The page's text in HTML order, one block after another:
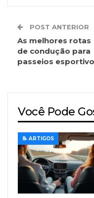
POST ANTERIOR
As melhores rotas
de condução para
passeios
Você Pode
📝 ARTIGOS